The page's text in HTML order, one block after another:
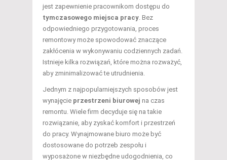
jest zapewnienie pracownikom dostępu do
tymczasowego miejsca pracy. Bez
odpowiedniego przygotowania, proces
remontowy może spowodować znaczące
zakłócenia w wykonywaniu codziennych zadań.
Istnieje kilka rozwiązań, które można rozważyć,
aby zminimalizować te utrudnienia.
Jednym z najpopularniejszych sposobów jest
wynajęcie przestrzeni biurowej na czas
remontu. Wiele firm decyduje się na takie
rozwiązanie, aby zyskać komfort i przestrzeń
do pracy. Wynajmowane biuro może być
dostosowane do potrzeb zespołu i
wyposażone w niezbędne udogodnienia, co